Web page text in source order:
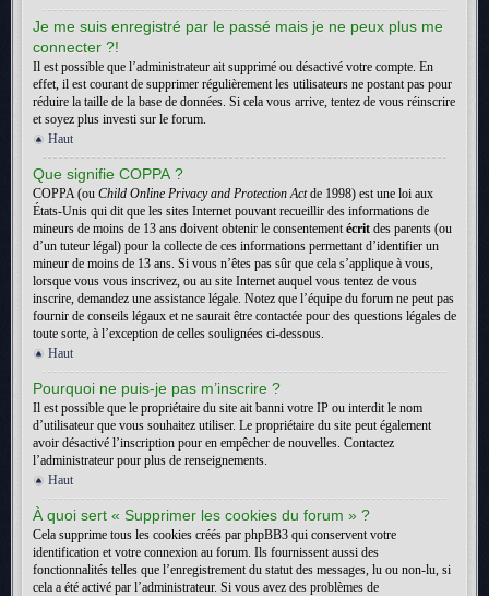
Je me suis enregistré par le passé mais je ne peux plus me
connecter ?!
Il est possible que l’administrateur ait supprimé ou désactivé votre compte. En
effet, il est courant de supprimer régulièrement les utilisateurs ne postant pas pour
réduire la taille de la base de données. Si cela vous arrive, tentez de vous réinscrire
et soyez plus investi sur le forum.
Haut
Que signifie COPPA ?
COPPA (ou Child Online Privacy and Protection Actde 1998) est une loi aux
États-Unis qui dit que les sites Internet pouvant recueillir des informations de
mineurs de moins de 13 ans doivent obtenir le consentementécrit des parents (ou
d’un tuteur légal) pour la collecte de ces informations permettant d’identifier un
mineur de moins de 13 ans. Si vous n’êtes pas sûr que cela s’applique à vous,
lorsque vous vous inscrivez, ou au site Internet auquel vous tentez de vous
inscrire, demandez une assistance légale. Notez que l’équipe du forum ne peut pas
fournir de conseils légaux et ne saurait être contactée pour des questions légales de
toute sorte, à l’exception de celles soulignées ci-dessous.
Haut
Pourquoi ne puis-je pas m’inscrire ?
Il est possible que le propriétaire du site ait banni votre IP ou interdit le nom
d’utilisateur que vous souhaitez utiliser. Le propriétaire du site peut également
avoir désactivé l’inscription pour en empêcher de nouvelles. Contactez
l’administrateur pour plus de renseignements.
Haut
À quoi sert « Supprimer les cookies du forum » ?
Cela supprime tous les cookies créés par phpBB3 qui conservent votre
identification et votre connexion au forum. Ils fournissent aussi des
fonctionnalités telles que l’enregistrement du statut des messages, lu ou non-lu, si
cela a été activé par l’administrateur. Si vous avez des problèmes de